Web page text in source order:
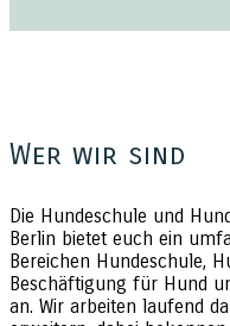
Wer wir sind
Die Hundeschule und
Berlin bietet euch ein
Bereichen Hundeschule,
Beschäftigung für Hund
an. Wir arbeiten laufend